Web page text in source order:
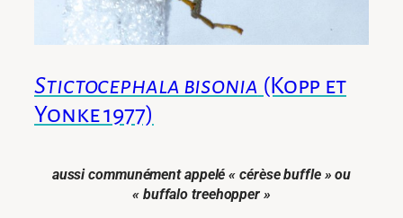
Stictocephala bisonia (Kopp et
Yonke 1977)
aussi communément appelé « cérèse buffle » ou
« buffalo treehopper »